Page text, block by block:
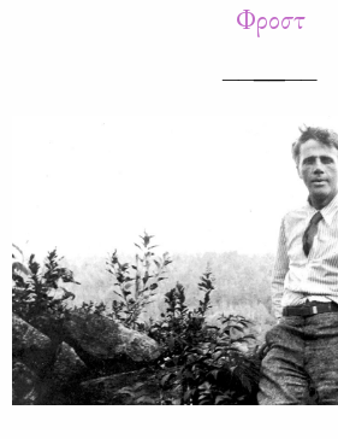
Φροστ
——————